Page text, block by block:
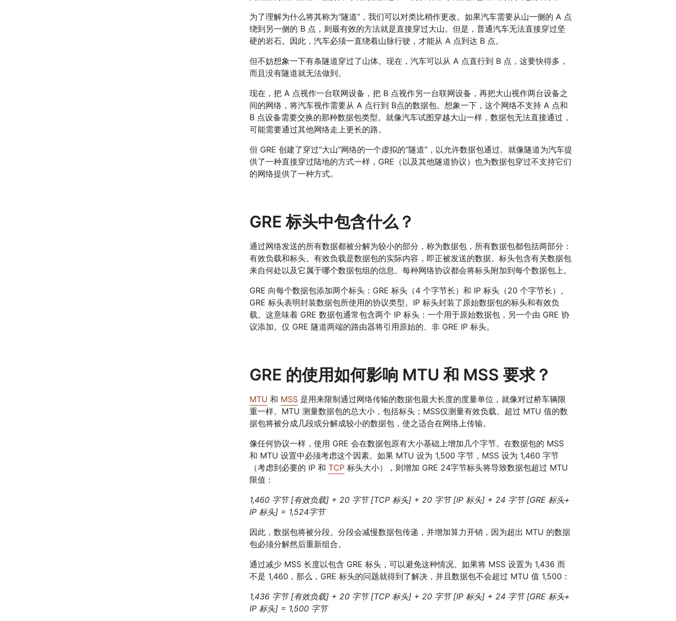
为了理解为什么将其称为“隧道”，我们可以对类比稍作更改。如果汽车需要从山一侧的 A 点
绕到另一侧的 B 点，则最有效的方法就是直接穿过大山。但是，普通汽车无法直接穿过坚
硬的岩石。因此，汽车必须一直绕着山脉行驶，才能从 A 点到达 B 点。
但不妨想象一下有条隧道穿过了山体。现在，汽车可以从 A 点直行到 B 点，这要快得多，
而且没有隧道就无法做到。
现在，把 A 点视作一台联网设备，把 B 点视作另一台联网设备，再把大山视作两台设备之
间的网络，将汽车视作需要从 A 点行到 B点的数据包。想象一下，这个网络不支持 A 点和
B 点设备需要交换的那种数据包类型。就像汽车试图穿越大山一样，数据包无法直接通过，
可能需要通过其他网络走上更长的路。
但 GRE 创建了穿过“大山”网络的一个虚拟的“隧道”，以允许数据包通过。就像隧道为汽车提
供了一种直接穿过陆地的方式一样，GRE（以及其他隧道协议）也为数据包穿过不支持它们
的网络提供了一种方式。
GRE 标头中包含什么？
通过网络发送的所有数据都被分解为较小的部分，称为数据包，所有数据包都包括两部分：
有效负载和标头。有效负载是数据包的实际内容，即正被发送的数据。标头包含有关数据包
来自何处以及它属于哪个数据包组的信息。每种网络协议都会将标头附加到每个数据包上。
GRE 向每个数据包添加两个标头：GRE 标头（4 个字节长）和 IP 标头（20 个字节长）。
GRE 标头表明封装数据包所使用的协议类型。IP 标头封装了原始数据包的标头和有效负
载。这意味着 GRE 数据包通常包含两个 IP 标头：一个用于原始数据包，另一个由 GRE 协
议添加。仅 GRE 隧道两端的路由器将引用原始的、非 GRE IP 标头。
GRE 的使用如何影响 MTU 和 MSS 要求？
MTU 和 MSS是用来限制通过网络传输的数据包最大长度的度量单位，就像对过桥车辆限
重一样。MTU 测量数据包的总大小，包括标头；MSS仅测量有效负载。超过 MTU 值的数
据包将被分成几段或分解成较小的数据包，使之适合在网络上传输。
像任何协议一样，使用 GRE 会在数据包原有大小基础上增加几个字节。在数据包的 MSS
和 MTU 设置中必须考虑这个因素。如果 MTU 设为 1,500 字节，MSS 设为 1,460 字节
（考虑到必要的 IP 和 TCP标头大小），则增加 GRE 24字节标头将导致数据包超过 MTU
限值：
1,460 字节 [有效负载] + 20 字节 [TCP 标头] + 20 字节 [IP 标头] + 24 字节 [GRE 标头+
IP 标头] = 1,524字节
因此，数据包将被分段。分段会减慢数据包传递，并增加算力开销，因为超出 MTU 的数据
包必须分解然后重新组合。
通过减少 MSS 长度以包含 GRE 标头，可以避免这种情况。如果将 MSS 设置为 1,436 而
不是 1,460，那么，GRE 标头的问题就得到了解决，并且数据包不会超过 MTU 值 1,500：
1,436 字节 [有效负载] + 20 字节 [TCP 标头] + 20 字节 [IP 标头] + 24 字节 [GRE 标头+
IP 标头] = 1,500 字节